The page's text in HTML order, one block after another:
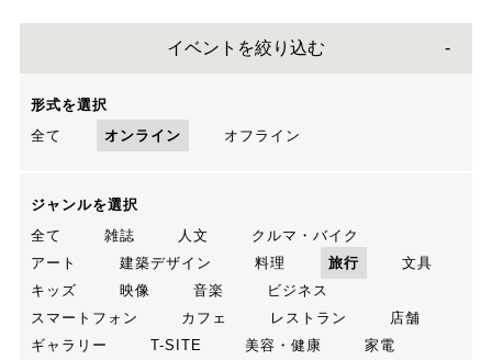
イベントを絞り込む
形式を選択
全て
オンライン オフライン
ジャンルを選択
全て
雑誌 人文
クルマ・バイク
アート
建築デザイン 料理 旅行
文具
キッズ
映像 音楽
ビジネス
スマートフォン
カフェ レストラン
店舗
ギャラリー
T-SITE 美容・健康
家電